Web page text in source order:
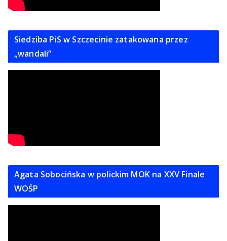
Siedziba PiS w Szczecinie zatakowana przez
„wandali”
Agata Sobocińska w polickim MOK na XXV Finale
WOŚP